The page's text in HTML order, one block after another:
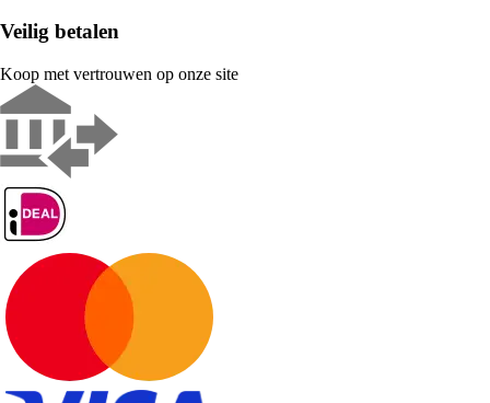
Veilig betalen
Koop met vertrouwen op onze site